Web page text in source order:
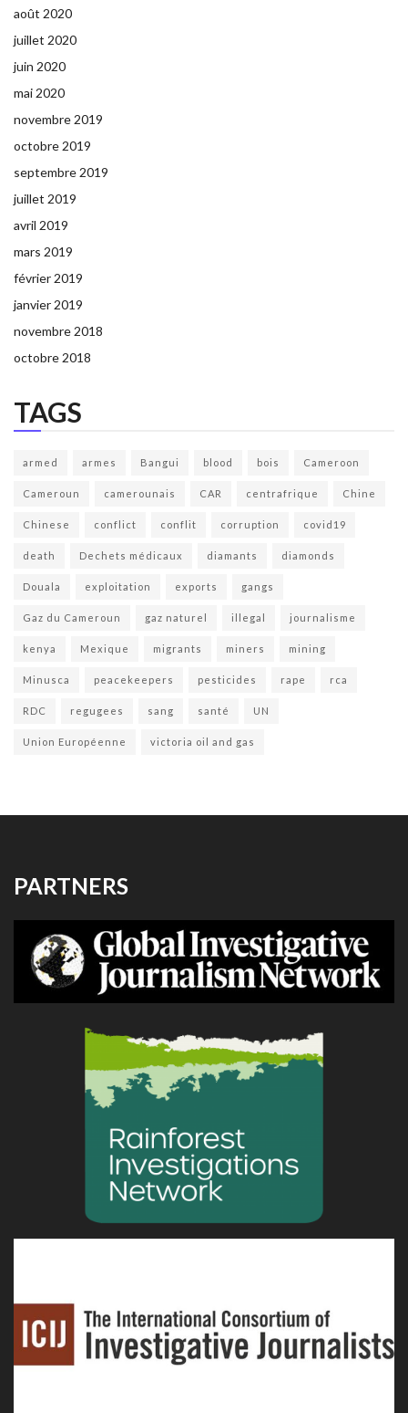
août 2020
juillet 2020
juin 2020
mai 2020
novembre 2019
octobre 2019
septembre 2019
juillet 2019
avril 2019
mars 2019
février 2019
janvier 2019
novembre 2018
octobre 2018
TAGS
armed armes Bangui blood bois Cameroon
Cameroun camerounais CAR centrafrique Chine
Chinese conflict conflit corruption covid19
death Dechets médicaux diamants diamonds
Douala exploitation exports gangs
Gaz du Cameroun gaz naturel illegal journalisme
kenya Mexique migrants miners mining
Minusca peacekeepers pesticides rape rca
RDC regugees sang santé UN
Union Européenne victoria oil and gas
PARTNERS